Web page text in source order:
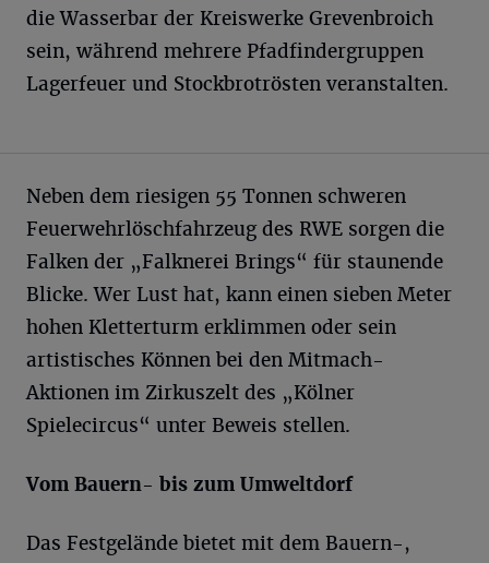
die Wasserbar der Kreiswerke Grevenbroich
sein, während mehrere Pfadfindergruppen
Lagerfeuer und Stockbrotrösten veranstalten.
Neben dem riesigen 55 Tonnen schweren
Feuerwehrlöschfahrzeug des RWE sorgen die
Falken der „Falknerei Brings“ für staunende
Blicke. Wer Lust hat, kann einen sieben Meter
hohen Kletterturm erklimmen oder sein
artistisches Können bei den Mitmach-
Aktionen im Zirkuszelt des „Kölner
Spielecircus“ unter Beweis stellen.
Vom Bauern- bis zum Umweltdorf
Das Festgelände bietet mit dem Bauern-,